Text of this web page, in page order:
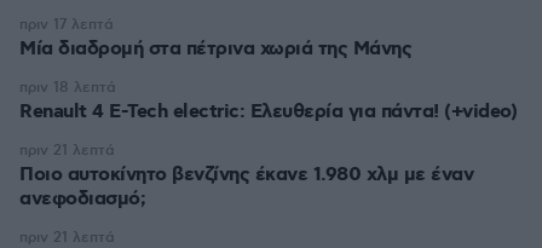
Μία διαδρομή στα πέτρινα χωριά της Μάνης
πριν 17 λεπτά
Renault 4 E-Tech electric: Ελευθερία για πάντα! (+video)
πριν 18 λεπτά
Ποιο αυτοκίνητο βενζίνης έκανε 1.980 χλμ με έναν
ανεφοδιασμό;
πριν 21 λεπτά
πριν 21 λεπτά